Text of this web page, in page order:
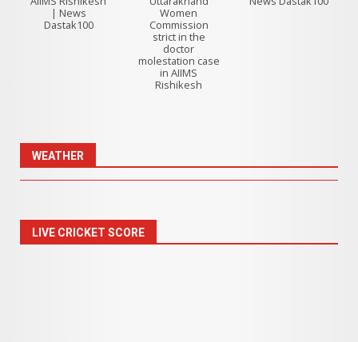
| News
Dastak100
Women
Commission
strict in the
doctor
molestation case
in AIIMS
Rishikesh
WEATHER
LIVE CRICKET SCORE